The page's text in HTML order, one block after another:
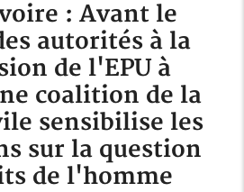
: Avant le
autorités à la
de l'EPU à
coalition de la
sensibilise les
sur la question
de l'homme